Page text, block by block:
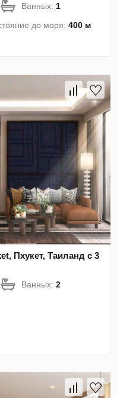
Ванных: 1
до моря:400 м
Пхукет, Таиланд с 3
Ванных:2